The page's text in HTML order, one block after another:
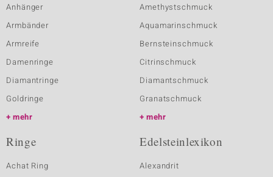
Anhänger
Armbänder
Armreife
Damenringe
Diamantringe
Goldringe
mehr
Amethystschmuck
Aquamarinschmuck
Bernsteinschmuck
Citrinschmuck
Diamantschmuck
Granatschmuck
mehr
Ringe
Achat Ring
Edelsteinlexikon
Alexandrit